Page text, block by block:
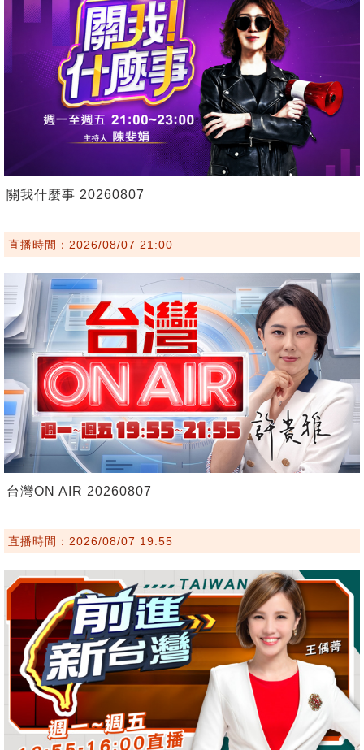
關我什麼事 20260807
直播時間：2026/08/07 21:00
台灣ON AIR 20260807
直播時間：2026/08/07 19:55